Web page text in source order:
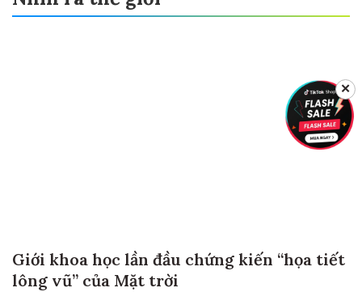
Giới khoa học lần đầu chứng kiến “họa tiết
lông vũ” của Mặt trời
✕